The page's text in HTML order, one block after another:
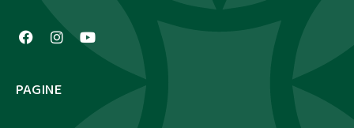
PAGINE